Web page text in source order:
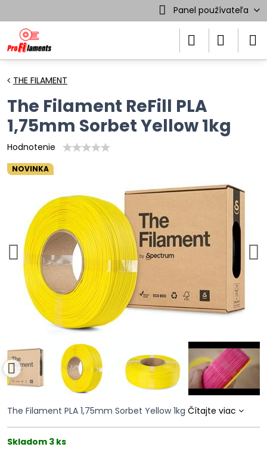
Panel používateľa
NOVINKA
THE FILAMENT
The Filament ReFill PLA
1,75mm Sorbet Yellow 1kg
Hodnotenie
The Filament PLA 1,75mm Sorbet Yellow 1kg Čítajte viac
Skladom 3 ks